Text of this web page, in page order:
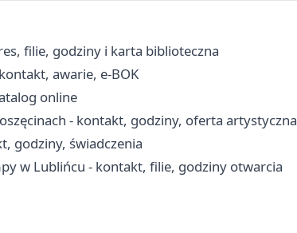
filie, godziny i karta biblioteczna
awarie, e-BOK
online
- kontakt, godziny, oferta artystyczna
godziny, świadczenia
w Lublińcu - kontakt, filie, godziny otwarcia